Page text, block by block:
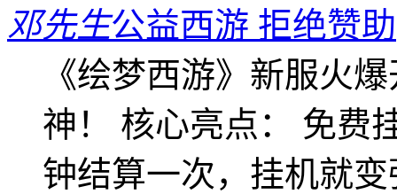
邓先生公益西游 拒绝赞助
《绘梦西游》新服火
神！ 核心亮点： 免费
钟结算一次，挂机就